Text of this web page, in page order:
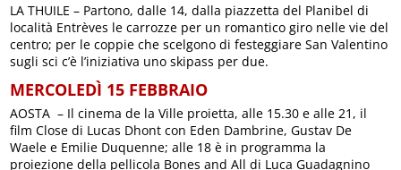
LA THUILE – Partono, dalle 14, dalla piazzetta del Planibel di
località Entrèves le carrozze per un romantico giro nelle vie del
centro; per le coppie che scelgono di festeggiare San Valentino
sugli sci c’è l’iniziativa uno skipass per due.
MERCOLEDÌ 15 FEBBRAIO
AOSTA – Il cinema de la Ville proietta, alle 15.30 e alle 21, il
film Close di Lucas Dhont con Eden Dambrine, Gustav De
Waele e Emilie Duquenne; alle 18 è in programma la
proiezione della pellicola Bones and All di Luca Guadagnino